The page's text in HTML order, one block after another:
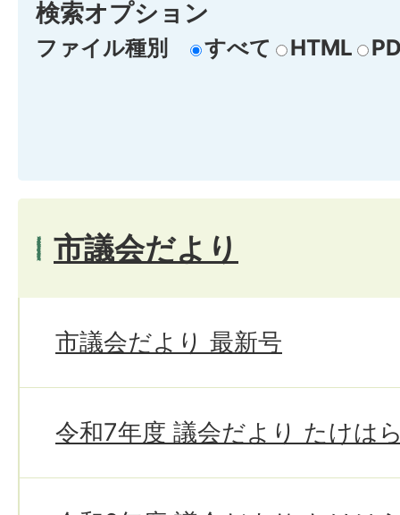
検索オプション
ファイル種別 すべて HTML
市議会だより
市議会だより 最新号
令和7年度 議会だより たけは